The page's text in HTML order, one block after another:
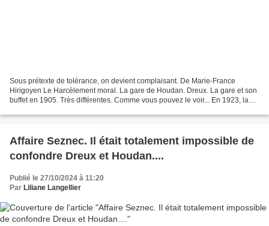
Sous prétexte de tolérance, on devient complaisant. De Marie-France
Hirigoyen Le Harcèlement moral. La gare de Houdan. Dreux. La gare et son
buffet en 1905. Très différentes. Comme vous pouvez le voir... En 1923, la
Affaire Seznec. Il était totalement impossible de
confondre Dreux et Houdan....
Publié le 27/10/2024 à 11:20
Par Liliane Langellier